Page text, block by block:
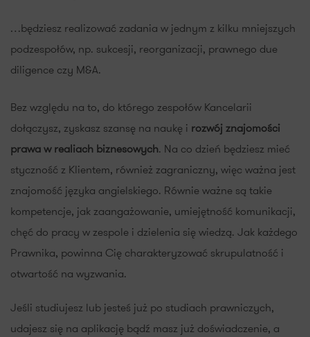
…będziesz realizować zadania w jednym z kilku mniejszych
podzespołów, np. sukcesji, reorganizacji, prawnego due
diligence czy M&A.
Bez względu na to, do którego zespołów Kancelarii
dołączysz, zyskasz szansę na naukę i rozwój znajomości
prawa w realiach biznesowych. Na co dzień będziesz mieć
styczność z Klientem, również zagraniczny, więc ważna jest
znajomość języka angielskiego. Równie ważne są takie
kompetencje, jak zaangażowanie, umiejętność komunikacji,
chęć do pracy w zespole i dzielenia się wiedzą. Jak każdego
Prawnika, powinna Cię charakteryzować skrupulatność i
otwartość na wyzwania.
Jeśli studiujesz lub jesteś już po studiach prawniczych,
udajesz się na aplikację bądź masz już doświadczenie, a